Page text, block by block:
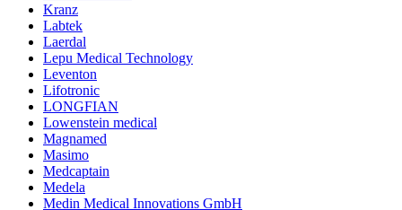
Kranz
Labtek
Laerdal
Lepu Medical Technology
Leventon
Lifotronic
LONGFIAN
Lowenstein medical
Magnamed
Masimo
Medcaptain
Medela
Medin Medical Innovations GmbH